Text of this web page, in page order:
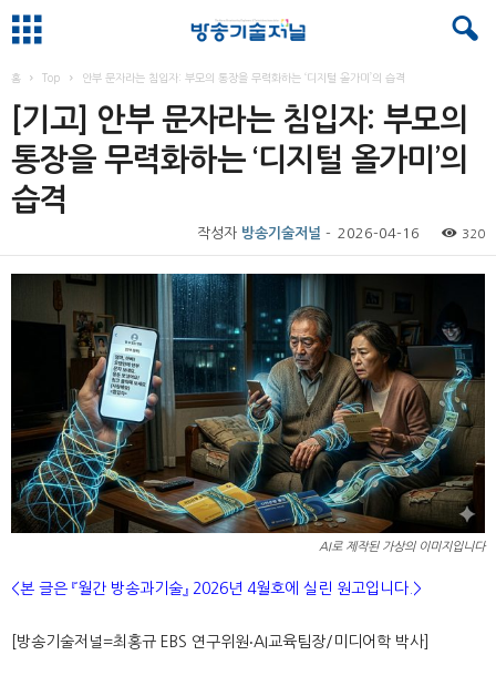
홈 Top 안부 문자라는 침입자: 부모의 통장을 무력화하는 ‘디지털 올가미’의 습격
[기고] 안부 문자라는 침입자: 부모의
통장을 무력화하는 ‘디지털 올가미’의
습격
작성자 방송기술저널 - 2026-04-16 320
AI로 제작된 가상의 이미지입니다
<본 글은 『월간 방송과기술』 2026년 4월호에 실린 원고입니다.>
[방송기술저널=최홍규 EBS 연구위원‧AI교육팀장/미디어학 박사]